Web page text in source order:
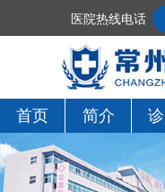
首页 简介
医院热线电话